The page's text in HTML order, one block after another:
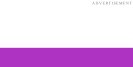
ADVERTISEMENT